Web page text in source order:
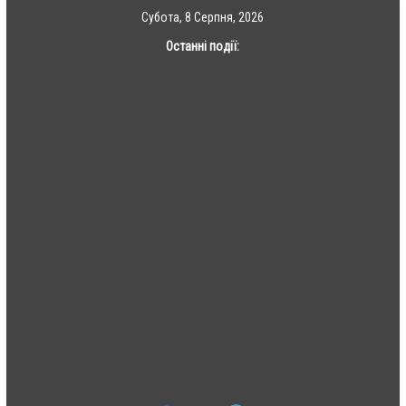
Субота, 8 Серпня, 2026
Останні події: